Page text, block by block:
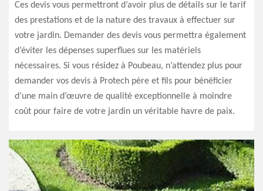
Ces devis vous permettront d’avoir plus de détails sur le tarif
des prestations et de la nature des travaux à effectuer sur
votre jardin. Demander des devis vous permettra également
d’éviter les dépenses superflues sur les matériels
nécessaires. Si vous résidez à Poubeau, n’attendez plus pour
demander vos devis à Protech père et fils pour bénéficier
d’une main d’œuvre de qualité exceptionnelle à moindre
coût pour faire de votre jardin un véritable havre de paix.